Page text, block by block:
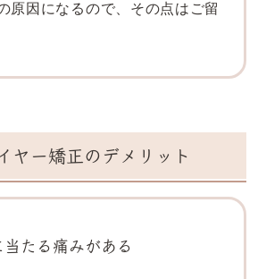
原因になるので、その点はご留
ヤー矯正のデメリット
たる痛みがある